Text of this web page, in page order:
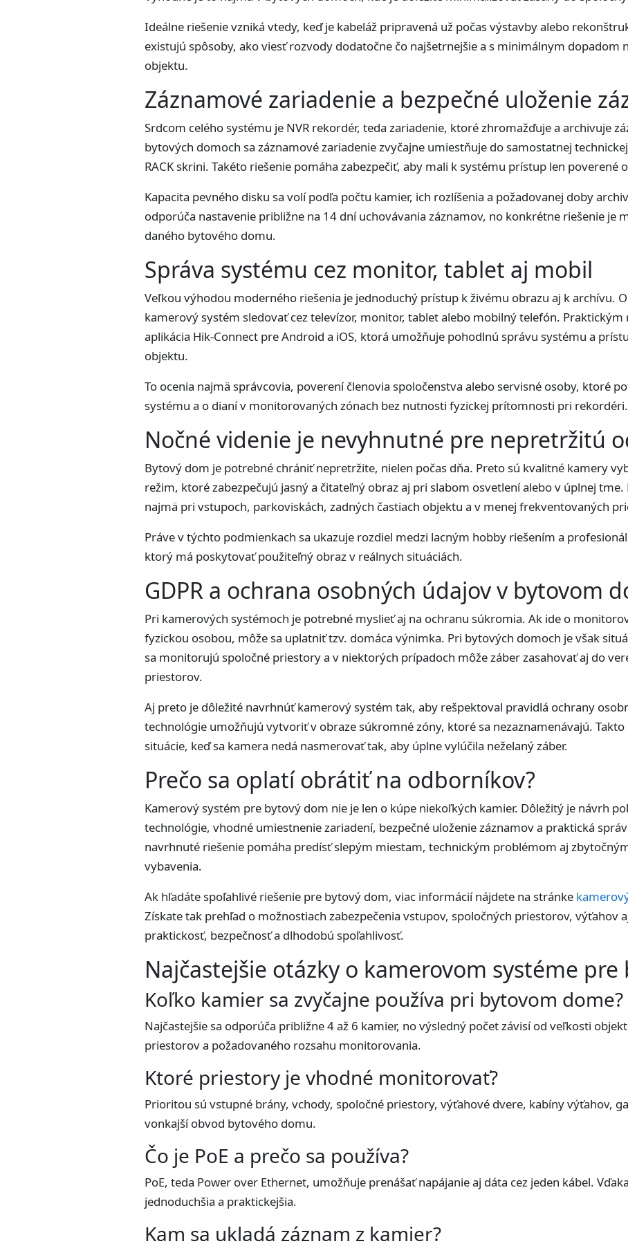
Ideálne riešenie vzniká vtedy, keď je kabeláž pripravená už počas výstavby alebo
existujú spôsoby, ako viesť rozvody dodatočne čo najšetrnejšie a s minimálnym dopadom
objektu.
Záznamové zariadenie a bezpečné uloženie
Srdcom celého systému je NVR rekordér, teda zariadenie, ktoré zhromažďuje a archivuje
bytových domoch sa záznamové zariadenie zvyčajne umiestňuje do samostatnej
RACK skrini. Takéto riešenie pomáha zabezpečiť, aby mali k systému prístup len poverené
Kapacita pevného disku sa volí podľa počtu kamier, ich rozlíšenia a požadovanej doby
odporúča nastavenie približne na 14 dní uchovávania záznamov, no konkrétne riešenie je
daného bytového domu.
Správa systému cez monitor, tablet aj mobil
Veľkou výhodou moderného riešenia je jednoduchý prístup k živému obrazu aj k archívu.
kamerový systém sledovať cez televízor, monitor, tablet alebo mobilný telefón. Praktickým
aplikácia Hik-Connect pre Android a iOS, ktorá umožňuje pohodlnú správu systému a
objektu.
To ocenia najmä správcovia, poverení členovia spoločenstva alebo servisné osoby, ktoré
systému a o dianí v monitorovaných zónach bez nutnosti fyzickej prítomnosti pri rekordéri.
Nočné videnie je nevyhnutné pre nepretržitú
Bytový dom je potrebné chrániť nepretržite, nielen počas dňa. Preto sú kvalitné kamery
režim, ktoré zabezpečujú jasný a čitateľný obraz aj pri slabom osvetlení alebo v úplnej
najmä pri vstupoch, parkoviskách, zadných častiach objektu a v menej frekventovaných
Práve v týchto podmienkach sa ukazuje rozdiel medzi lacným hobby riešením a
ktorý má poskytovať použiteľný obraz v reálnych situáciách.
GDPR a ochrana osobných údajov v bytovom
Pri kamerových systémoch je potrebné myslieť aj na ochranu súkromia. Ak ide o
fyzickou osobou, môže sa uplatniť tzv. domáca výnimka. Pri bytových domoch je však
sa monitorujú spoločné priestory a v niektorých prípadoch môže záber zasahovať aj do
priestorov.
Aj preto je dôležité navrhnúť kamerový systém tak, aby rešpektoval pravidlá ochrany
technológie umožňujú vytvoriť v obraze súkromné zóny, ktoré sa nezaznamenávajú.
situácie, keď sa kamera nedá nasmerovať tak, aby úplne vylúčila neželaný záber.
Prečo sa oplatí obrátiť na odborníkov?
Kamerový systém pre bytový dom nie je len o kúpe niekoľkých kamier. Dôležitý je návrh
technológie, vhodné umiestnenie zariadení, bezpečné uloženie záznamov a praktická
navrhnuté riešenie pomáha predísť slepým miestam, technickým problémom aj
vybavenia.
Ak hľadáte spoľahlivé riešenie pre bytový dom, viac informácií nájdete na stránke
Získate tak prehľad o možnostiach zabezpečenia vstupov, spoločných priestorov, výťahov
praktickosť, bezpečnosť a dlhodobú spoľahlivosť.
Najčastejšie otázky o kamerovom systéme pre
Koľko kamier sa zvyčajne používa pri bytovom dome?
Najčastejšie sa odporúča približne 4 až 6 kamier, no výsledný počet závisí od veľkosti
priestorov a požadovaného rozsahu monitorovania.
Ktoré priestory je vhodné monitorovať?
Prioritou sú vstupné brány, vchody, spoločné priestory, výťahové dvere, kabíny výťahov,
vonkajší obvod bytového domu.
Čo je PoE a prečo sa používa?
PoE, teda Power over Ethernet, umožňuje prenášať napájanie aj dáta cez jeden kábel.
jednoduchšia a praktickejšia.
Kam sa ukladá záznam z kamier?